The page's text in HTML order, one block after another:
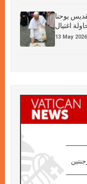
يوحنا
اغتيال
13 May 2026